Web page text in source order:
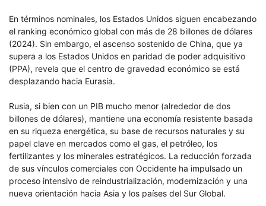
En términos nominales, los Estados Unidos siguen encabezando
el ranking económico global con más de 28 billones de dólares
(2024). Sin embargo, el ascenso sostenido de China, que ya
supera a los Estados Unidos en paridad de poder adquisitivo
(PPA), revela que el centro de gravedad económico se está
desplazando hacia Eurasia.
Rusia, si bien con un PIB mucho menor (alrededor de dos
billones de dólares), mantiene una economía resistente basada
en su riqueza energética, su base de recursos naturales y su
papel clave en mercados como el gas, el petróleo, los
fertilizantes y los minerales estratégicos. La reducción forzada
de sus vínculos comerciales con Occidente ha impulsado un
proceso intensivo de reindustrialización, modernización y una
nueva orientación hacia Asia y los países del Sur Global.